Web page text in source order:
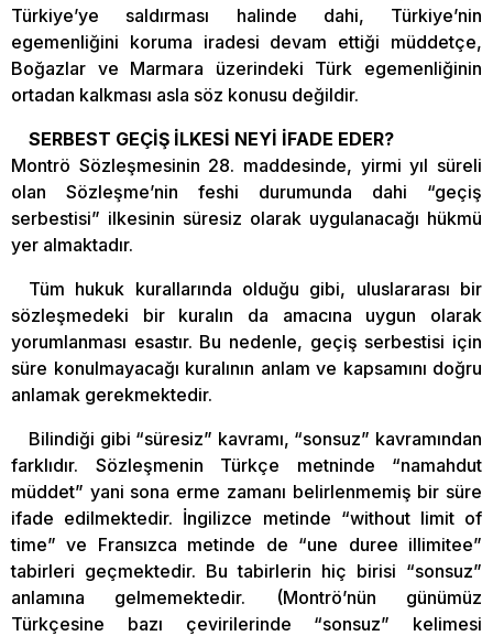
Türkiye’ye saldırması halinde dahi, Türkiye’nin
egemenliğini koruma iradesi devam ettiği müddetçe,
Boğazlar ve Marmara üzerindeki Türk egemenliğinin
ortadan kalkması asla söz konusu değildir.
SERBEST GEÇİŞ İLKESİ NEYİ İFADE EDER?
Montrö Sözleşmesinin 28. maddesinde, yirmi yıl süreli
olan Sözleşme’nin feshi durumunda dahi “geçiş
serbestisi” ilkesinin süresiz olarak uygulanacağı hükmü
yer almaktadır.
Tüm hukuk kurallarında olduğu gibi, uluslararası bir
sözleşmedeki bir kuralın da amacına uygun olarak
yorumlanması esastır. Bu nedenle, geçiş serbestisi için
süre konulmayacağı kuralının anlam ve kapsamını doğru
anlamak gerekmektedir.
Bilindiği gibi “süresiz” kavramı, “sonsuz” kavramından
farklıdır. Sözleşmenin Türkçe metninde “namahdut
müddet” yani sona erme zamanı belirlenmemiş bir süre
ifade edilmektedir. İngilizce metinde “without limit of
time” ve Fransızca metinde de “une duree illimitee”
tabirleri geçmektedir. Bu tabirlerin hiç birisi “sonsuz”
anlamına gelmemektedir. (Montrö’nün günümüz
Türkçesine bazı çevirilerinde “sonsuz” kelimesi